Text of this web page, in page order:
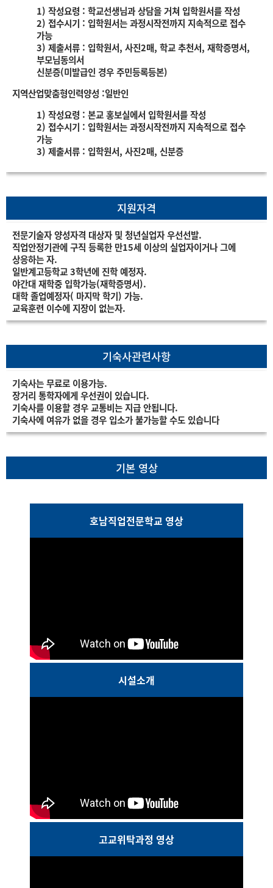
1) 작성요령 : 학교선생님과 상담을 거쳐 입학원서를 작성
2) 접수시기 : 입학원서는 과정시작전까지 지속적으로 접수
가능
3) 제출서류 : 입학원서, 사진2매, 학교 추천서, 재학증명서,
부모님동의서
신분증(미발급인 경우 주민등록등본)
지역산업맞춤형인력양성 :일반인
1) 작성요령 : 본교 홍보실에서 입학원서를 작성
2) 접수시기 : 입학원서는 과정시작전까지 지속적으로 접수
가능
3) 제출서류 : 입학원서, 사진2매, 신분증
지원자격
전문기술자 양성자격 대상자 및 청년실업자 우선선발.
직업안정기관에 구직 등록한 만15세 이상의 실업자이거나 그에
상응하는 자.
일반계고등학교 3학년에 진학 예정자.
야간대 재학중 입학가능(재학증명서).
대학 졸업예정자( 마지막 학기) 가능.
교육훈련 이수에 지장이 없는자.
기숙사관련사항
기숙사는 무료로 이용가능.
장거리 통학자에게 우선권이 있습니다.
기숙사를 이용할 경우 교통비는 지급 안됩니다.
기숙사에 여유가 없을 경우 입소가 불가능할 수도 있습니다
기본 영상
호남직업전문학교 영상
시설소개
고교위탁과정 영상